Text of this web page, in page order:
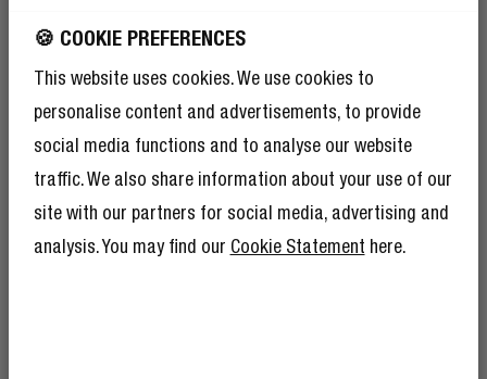
🍪 COOKIE PREFERENCES
This website uses cookies. We use cookies to
personalise content and advertisements, to provide
social media functions and to analyse our website
traffic. We also share information about your use of our
site with our partners for social media, advertising and
analysis. You may find our Cookie Statement here.
Du kannst die Twins Move für einen ganzen Marathon
verwenden - oder zwei, wenn du sehr schnell bist ;) -
ohne sie aufladen zu müssen. Die Ohrhörer haben eine
Charing Box hast du weitere 24 Stunden Spielzeit, so
dass die gesamte Spielzeit des Twins Move 30
Stunden beträgt.